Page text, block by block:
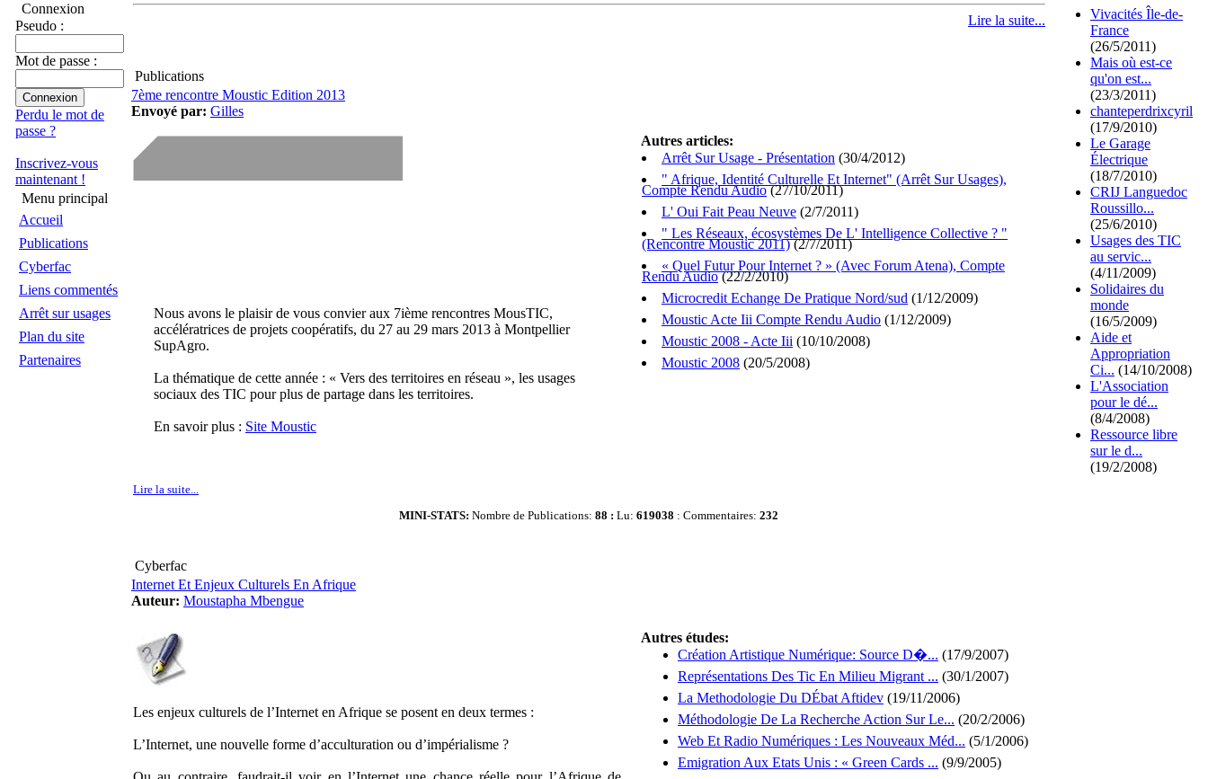
Connexion
Pseudo :
Mot de passe :
Perdu le mot de
passe ?
Inscrivez-vous
maintenant !
Menu principal
Accueil
Publications
Cyberfac
Liens commentés
Arrêt sur usages
Plan du site
Partenaires
Lire la suite...
Publications
7ème rencontre Moustic Edition 2013
Envoyé par: Gilles
Nous avons le plaisir de vous convier aux 7ième rencontres MousTIC,
accélératrices de projets coopératifs, du 27 au 29 mars 2013 à Montpellier
SupAgro.
La thématique de cette année : « Vers des territoires en réseau », les usages
sociaux des TIC pour plus de partage dans les territoires.
En savoir plus : Site Moustic
Lire la suite...
Autres articles:
Arrêt Sur Usage - Présentation (30/4/2012)
" Afrique, Identité Culturelle Et Internet" (Arrêt Sur Usages),
Compte Rendu Audio(27/10/2011)
L' Oui Fait Peau Neuve (2/7/2011)
" Les Réseaux, écosystèmes De L' Intelligence Collective ? "
(Rencontre Moustic 2011)(2/7/2011)
« Quel Futur Pour Internet ? » (Avec Forum Atena), Compte
Rendu Audio(22/2/2010)
Microcredit Echange De Pratique Nord/sud (1/12/2009)
Moustic Acte Iii Compte Rendu Audio (1/12/2009)
Moustic 2008 - Acte Iii (10/10/2008)
Moustic 2008 (20/5/2008)
MINI-STATS: Nombre de Publications: 88 : Lu: 619038 : Commentaires: 232
Cyberfac
Internet Et Enjeux Culturels En Afrique
Auteur: Moustapha Mbengue
Les enjeux culturels de l’Internet en Afrique se posent en deux termes :
L’Internet, une nouvelle forme d’acculturation ou d’impérialisme ?
Autres études:
Création Artistique Numérique: Source D�... (17/9/2007)
Représentations Des Tic En Milieu Migrant ... (30/1/2007)
La Methodologie Du DÉbat Aftidev (19/11/2006)
Méthodologie De La Recherche Action Sur Le... (20/2/2006)
Web Et Radio Numériques : Les Nouveaux Méd... (5/1/2006)
Emigration Aux Etats Unis : « Green Cards ... (9/9/2005)
Vivacités Île-de-
France
(26/5/2011)
Mais où est-ce
qu'on est...
(23/3/2011)
chanteperdrixcyril
(17/9/2010)
Le Garage
Électrique
(18/7/2010)
CRIJ Languedoc
Roussillo...
(25/6/2010)
Usages des TIC
au servic...
(4/11/2009)
Solidaires du
monde
(16/5/2009)
Aide et
Appropriation
Ci... (14/10/2008)
L'Association
pour le dé...
(8/4/2008)
Ressource libre
sur le d...
(19/2/2008)